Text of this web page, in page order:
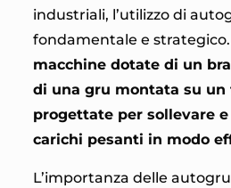
industriali, l’utilizzo di
fondamentale e strategico.
macchine dotate di un
di una gru montata su un
progettate per sollevare
carichi pesanti in modo
L’importanza delle